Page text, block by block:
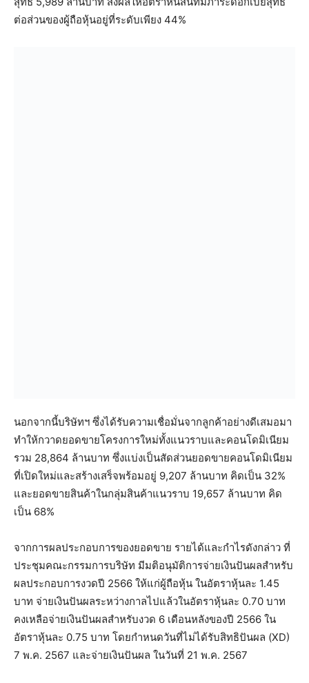
ต่อส่วนของผู้ถือหุ้นอยู่ที่ระดับเพียง 44%
นอกจากนี้บริษัทฯ ซึ่งได้รับความเชื่อมั่นจากลูกค้าอย่างดีเสมอมา
ทำให้กวาดยอดขายโครงการใหม่ทั้งแนวราบและคอนโดมิเนียม
รวม 28,864 ล้านบาท ซึ่งแบ่งเป็นสัดส่วนยอดขายคอนโดมิเนียม
ที่เปิดใหม่และสร้างเสร็จพร้อมอยู่ 9,207 ล้านบาท คิดเป็น 32%
และยอดขายสินค้าในกลุ่มสินค้าแนวราบ 19,657 ล้านบาท คิด
เป็น 68%
จากการผลประกอบการของยอดขาย รายได้และกำไรดังกล่าว ที่
ประชุมคณะกรรมการบริษัท มีมติอนุมัติการจ่ายเงินปันผลสำหรับ
ผลประกอบการงวดปี 2566 ให้แก่ผู้ถือหุ้น ในอัตราหุ้นละ 1.45
บาท จ่ายเงินปันผลระหว่างกาลไปแล้วในอัตราหุ้นละ 0.70 บาท
คงเหลือจ่ายเงินปันผลสำหรับงวด 6 เดือนหลังของปี 2566 ใน
อัตราหุ้นละ 0.75 บาท โดยกำหนดวันที่ไม่ได้รับสิทธิปันผล (XD)
7 พ.ค. 2567 และจ่ายเงินปันผล ในวันที่ 21 พ.ค. 2567